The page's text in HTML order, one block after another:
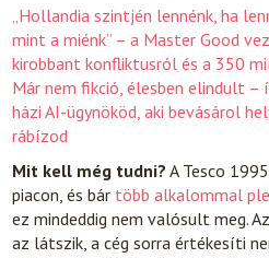
„Hollandia szintjén lennénk, ha
mint a miénk” – a Master Good
kirobbant konfliktusról és a 350
Már nem fikció, élesben elindult –
házi AI-ügynököd, aki bevásárol
rábízod
Mit kell még tudni? A Tesco
piacon, és bár több alkalommal
ez mindeddig nem valósult meg.
az látszik, a cég sorra értékesíti